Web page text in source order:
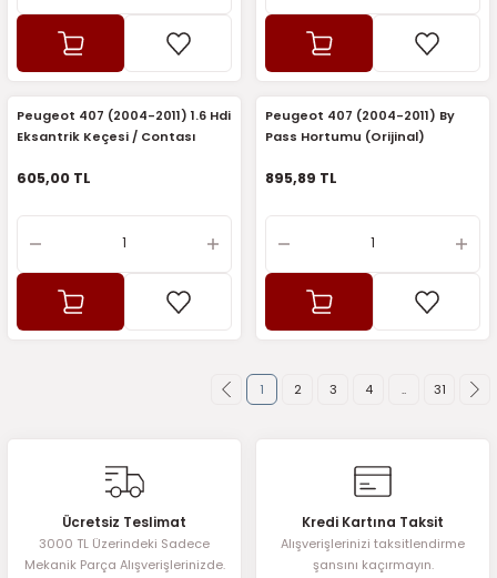
Peugeot 407 (2004-2011) 1.6 Hdi
Eksantrik Keçesi / Contası
605,00 TL
Peugeot 407 (2004-2011) By
Pass Hortumu (Orijinal)
895,89 TL
1 2 3 4 .. 31
Ücretsiz Teslimat
3000 TL Üzerindeki Sadece
Mekanik Parça Alışverişlerinizde.
Kredi Kartına Taksit
Alışverişlerinizi taksitlendirme
şansını kaçırmayın.